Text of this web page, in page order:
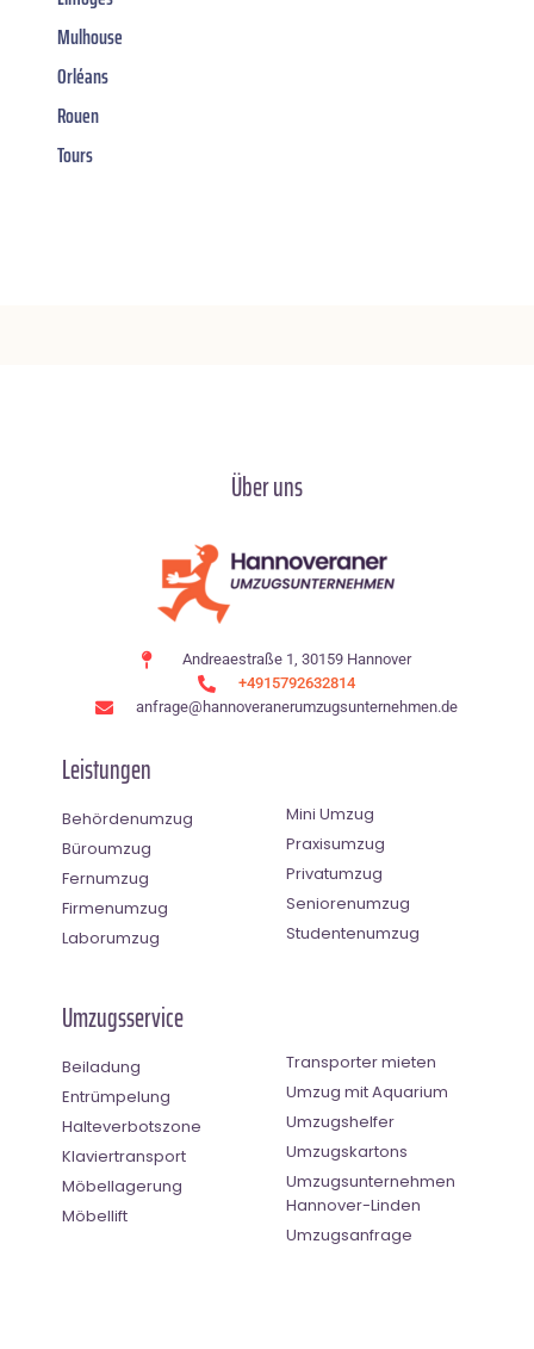
Mulhouse
Orléans
Rouen
Tours
Über uns
Andreaestraße 1, 30159 Hannover
+4915792632814
anfrage@hannoveranerumzugsunternehmen.de
Leistungen
Behördenumzug
Büroumzug
Fernumzug
Firmenumzug
Laborumzug
Mini Umzug
Praxisumzug
Privatumzug
Seniorenumzug
Studentenumzug
Umzugsservice
Beiladung
Entrümpelung
Halteverbotszone
Klaviertransport
Möbellagerung
Möbellift
Transporter mieten
Umzug mit Aquarium
Umzugshelfer
Umzugskartons
Umzugsunternehmen
Hannover-Linden
Umzugsanfrage